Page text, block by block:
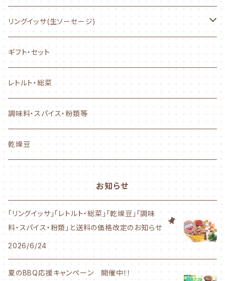
リングイッサ(生ソーセージ)
NEW! AYASE CHURRASCO
ぐるぐるタイプ
フランクタイプ
かながわ綾瀬シリーズ
ギフト・セット
レトルト・総菜
調味料・スパイス・粉類等
乾燥豆
お知らせ
「リングイッサ」「レトルト・総菜」「乾燥豆」「調味
料・スパイス・粉類」と送料の価格改定のお知らせ
2026/6/24
夏のBBQ応援キャンペーン 開催中！！